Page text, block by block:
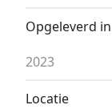
Opgeleverd in
2023
Locatie